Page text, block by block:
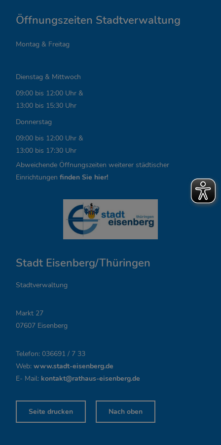
a
t
L
i
n
k
s
,
u
n
g
s
e
i
t
Öffnungszeiten Stadtverwaltung
Montag & Freitag
Dienstag & Mittwoch
09:00 bis 12:00 Uhr &
13:00 bis 15:30 Uhr
Donnerstag
09:00 bis 12:00 Uhr &
13:00 bis 17:30 Uhr
Abweichende Öffnungszeiten weiterer städtischer
Einrichtungen finden Sie hier!
Stadt Eisenberg/Thüringen
Stadtverwaltung
Markt 27
07607 Eisenberg
Telefon: 036691 / 7 33
Web: www.stadt-eisenberg.de
E- Mail: kontakt@rathaus-eisenberg.de
Seite drucken Nach oben